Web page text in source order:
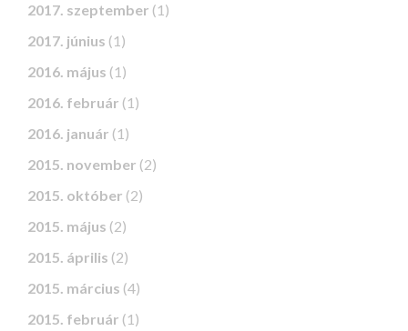
2017. szeptember (1)
2017. június (1)
2016. május (1)
2016. február (1)
2016. január (1)
2015. november (2)
2015. október (2)
2015. május (2)
2015. április (2)
2015. március (4)
2015. február (1)